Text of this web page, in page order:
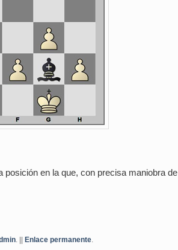
posición en la que, con precisa maniobra de
. || Enlace permanente.